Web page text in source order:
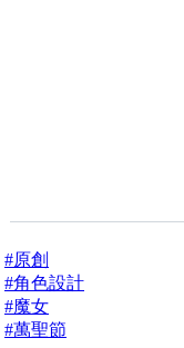
#原創
#角色設計
#魔女
#萬聖節